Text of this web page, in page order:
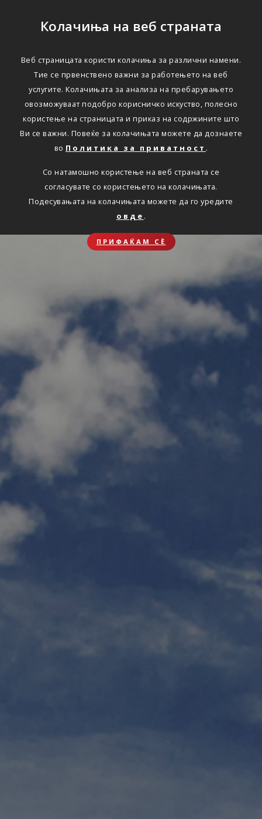
Колачиња на веб страната
Веб страницата користи колачиња за различни намени.
Тие се првенствено важни за работењето на веб
услугите. Колачињата за анализа на пребарувањето
овозможуваат подобро корисничко искуство, полесно
користење на страницата и приказ на содржините што
Ви се важни. Повеќе за колачињата можете да дознаете
во Политика за приватност .
Со натамошно користење на веб страната се
согласувате со користењето на колачињата.
Подесувањата на колачињата можете да го уредите
овде .
ПРИФАЌАМ СЀ